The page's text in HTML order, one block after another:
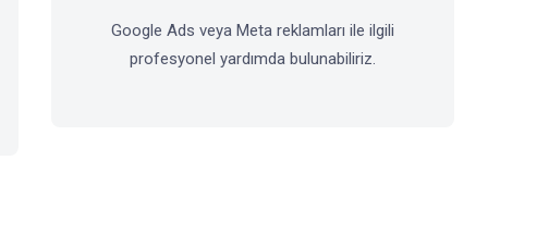
Google Ads veya Meta reklamları ile ilgili
profesyonel yardımda bulunabiliriz.